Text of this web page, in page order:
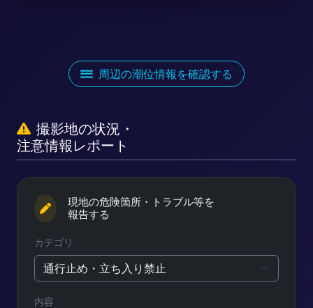
周辺の潮位情報を確認する
撮影地の状況・
注意情報レポート
現地の危険箇所・トラブル等を
報告する
カテゴリ
内容